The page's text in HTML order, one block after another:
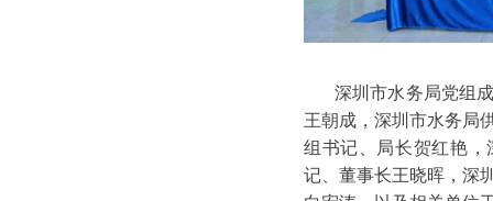
深圳市水务局党组
王朝成，深圳市水务局
组书记、局长贺红艳
记、董事长王晓晖，深